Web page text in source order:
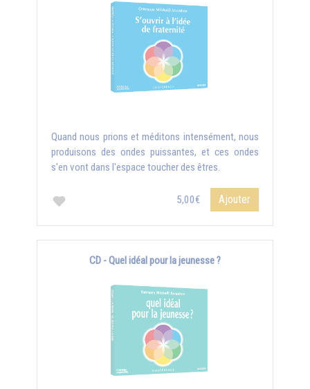
Quand nous prions et méditons intensément, nous
produisons des ondes puissantes, et ces ondes
s'en vont dans l'espace toucher des êtres.
5,00€ Ajouter
CD - Quel idéal pour la jeunesse ?